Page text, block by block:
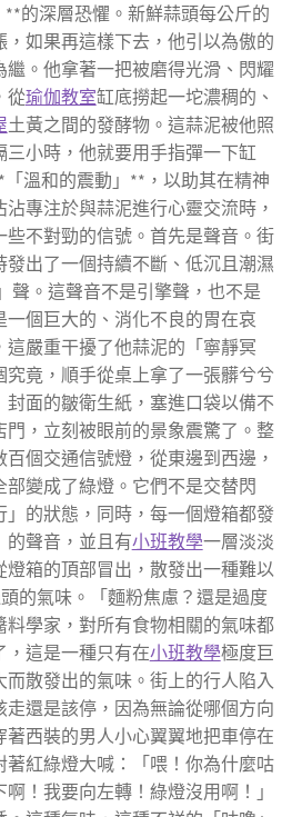
的深層恐懼。新鮮蒜頭每公斤的
如果再這樣下去，他引以為傲的
繼。他拿著一把被磨得光滑、閃耀
從瑜伽教室缸底撈起一坨濃稠的、
土黃之間的發酵物。這蒜泥被他照
三小時，他就要用手指彈一下缸
溫和的震動」**，以助其在精神
沾專注於與蒜泥進行心靈交流時，
不對勁的信號。首先是聲音。街
發出了一個持續不斷、低沉且潮濕
。這聲音不是引擎聲，也不是
一個巨大的、消化不良的胃在哀
這嚴重干擾了他蒜泥的「寧靜冥
竟，順手從桌上拿了一張髒兮兮
封面的皺衛生紙，塞進口袋以備不
門，立刻被眼前的景象震驚了。整
個交通信號燈，從東邊到西邊，
變成了綠燈。它們不是交替閃
的狀態，同時，每一個燈箱都發
的聲音，並且有小班教學一層淡淡
燈箱的頂部冒出，散發出一種難以
的氣味。「麵粉焦慮？還是過度
學家，對所有食物相關的氣味都
，這是一種只有在小班教學極度巨
散發出的氣味。街上的行人陷入
走還是該停，因為無論從哪個方向
西裝的男人小心翼翼地把車停在
著紅綠燈大喊：「喂！你為什麼咕
！我要向左轉！綠燈沒用啊！」